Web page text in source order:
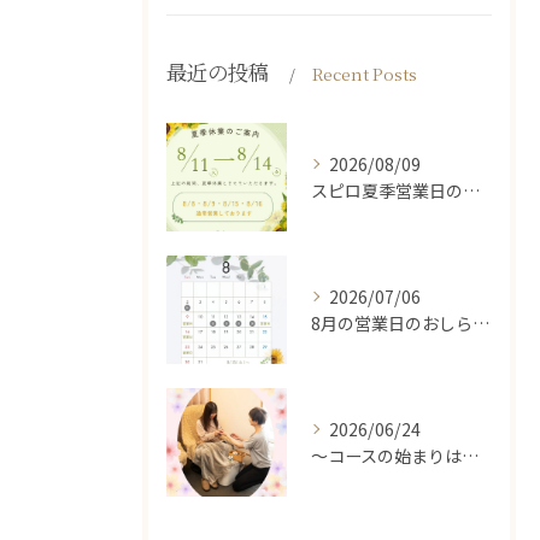
最近の投稿 Recent Posts
2026/08/09
スピロ夏季営業日のお知らせです🌻
2026/07/06
8月の営業日のおしらせ🌿
2026/06/24
～コースの始まりは足湯から～